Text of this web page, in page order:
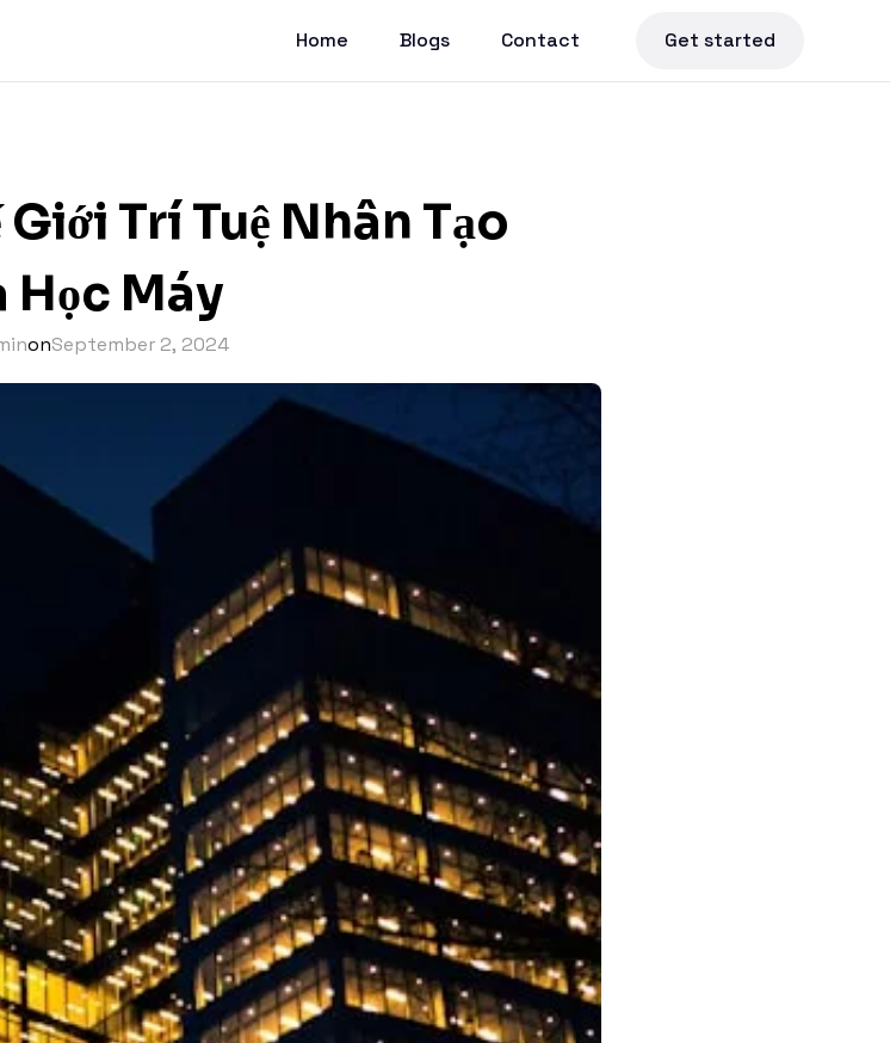
Home Blogs Contact Get started
Trí Tuệ Nhân Tạo
Học Máy
onSeptember 2, 2024